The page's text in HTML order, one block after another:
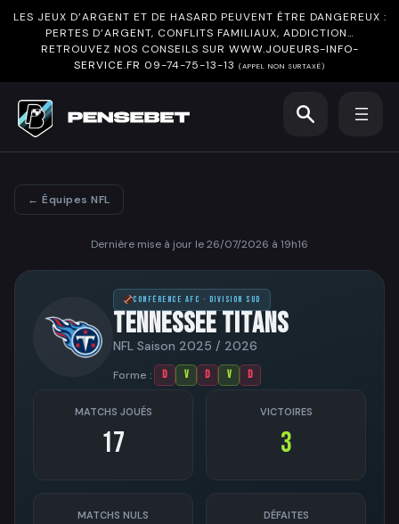
LES JEUX D’ARGENT ET DE HASARD PEUVENT ÊTRE DANGEREUX :
PERTES D’ARGENT, CONFLITS FAMILIAUX, ADDICTION…
RETROUVEZ NOS CONSEILS SUR WWW.JOUEURS-INFO-
SERVICE.FR 09-74-75-13-13 (APPEL NON SURTAXÉ)
← Équipes NFL
Dernière mise à jour le 26/07/2026 à 19h16
CONFÉRENCE AFC · DIVISION SUD
TENNESSEE TITANS
NFL Saison 2025 / 2026
Forme : D V D V D
MATCHS JOUÉS
17
VICTOIRES
3
MATCHS NULS DÉFAITES